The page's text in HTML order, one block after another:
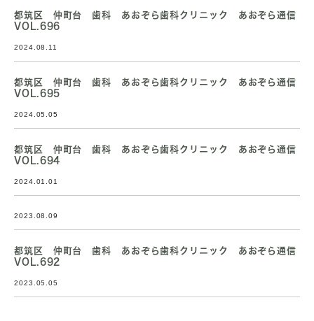
都筑区 仲町台 歯科 あおぞら歯科クリニック あおぞら通信
VOL.696
2024.08.11
都筑区 仲町台 歯科 あおぞら歯科クリニック あおぞら通信
VOL.695
2024.05.05
都筑区 仲町台 歯科 あおぞら歯科クリニック あおぞら通信
VOL.694
2024.01.01
2023.08.09
都筑区 仲町台 歯科 あおぞら歯科クリニック あおぞら通信
VOL.692
2023.05.05